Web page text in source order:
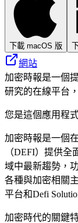
下載 macOS 版
網站
加密時報是一個
研究的在線平台
您是這個應用程
加密時報是一個
（DEFI）提供
域中最新趨勢，
各種與加密相關
平台和Defi
加密時代的關鍵